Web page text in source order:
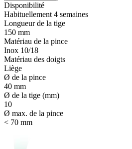
Disponibilité
Habituellement 4 semaines
Longueur de la tige
150 mm
Matériau de la pince
Inox 10/18
Matériau des doigts
Liège
Ø de la pince
40 mm
Ø de la tige (mm)
10
Ø max. de la pince
< 70 mm